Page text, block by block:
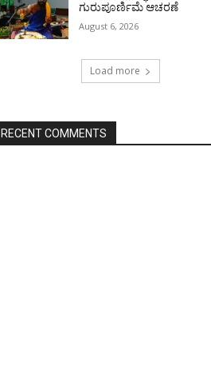
ಗುರುಪೂರ್ಣಿಮೆ ಆಚರಣೆ
August 6, 2026
Load more
RECENT COMMENTS